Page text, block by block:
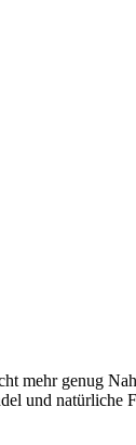
mehr genug
und natürliche